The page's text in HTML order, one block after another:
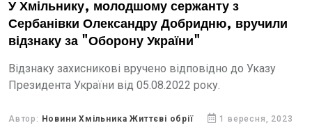
У Хмільнику, молодшому сержанту з
Сербанівки Олександру Добридню, вручили
відзнаку за "Оборону України"
Відзнаку захисникові вручено відповідно до Указу
Президента України від 05.08.2022 року.
Автор: Новини Хмільника Життєві обрії 1 вересня, 2023